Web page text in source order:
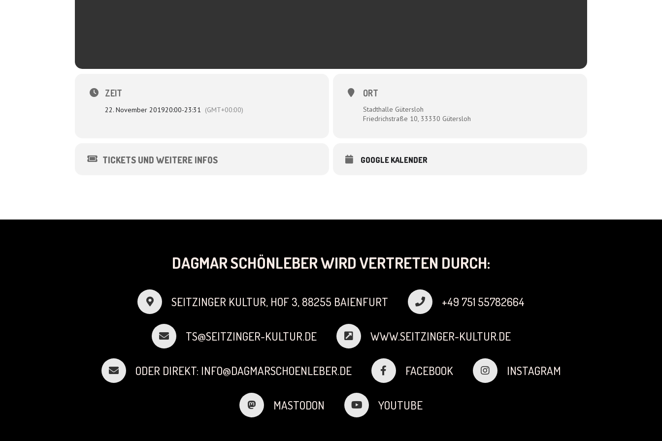
ZEIT
22. November 201920:00-23:31 (GMT+00:00)
ORT
Stadthalle Gütersloh
Friedrichstraße 10, 33330 Gütersloh
TICKETS UND WEITERE INFOS GOOGLE KALENDER
DAGMAR SCHÖNLEBER WIRD VERTRETEN DURCH:
SEITZINGER KULTUR, HOF 3, 88255 BAIENFURT +49 751 55782664
TS@SEITZINGER-KULTUR.DE WWW.SEITZINGER-KULTUR.DE
ODER DIREKT: INFO@DAGMARSCHOENLEBER.DE FACEBOOK INSTAGRAM
MASTODON YOUTUBE